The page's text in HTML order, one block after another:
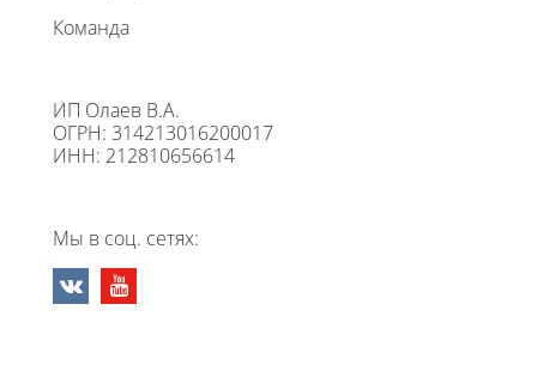
Команда
ИП Олаев В.А.
ОГРН: 314213016200017
ИНН: 212810656614
Мы в соц. сетях: